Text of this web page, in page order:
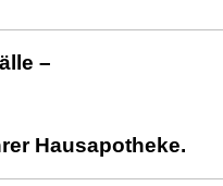
–
Hausapotheke.